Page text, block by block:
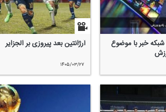
خبر با موضوع
آرژانتین بعد پیروزی بر الجزایر
۱۴۰۵/۰۳/۲۷